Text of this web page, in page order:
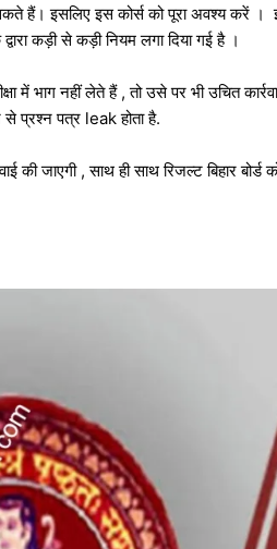
हैं। इसलिए इस कोर्स को पूरा अवश्य करें
द्वारा कड़ी से कड़ी नियम लगा दिया गई है ।
परीक्षा में भाग नहीं लेते हैं , तो उसे पर भी
प्रश्न पत्र leak होता है.
की जाएगी , साथ ही साथ रिजल्ट बिहार